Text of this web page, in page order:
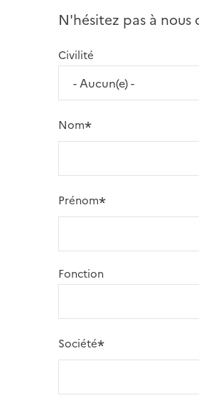
N'hésitez pas à
Civilité
Nom
Prénom
Fonction
Société